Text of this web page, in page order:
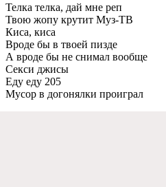
Телка телка, дай мне реп
Твою жопу крутит Муз-ТВ
Киса, киса
Вроде бы в твоей пизде
А вроде бы не снимал вообще
Секси джисы
Еду еду 205
Мусор в догонялки проиграл